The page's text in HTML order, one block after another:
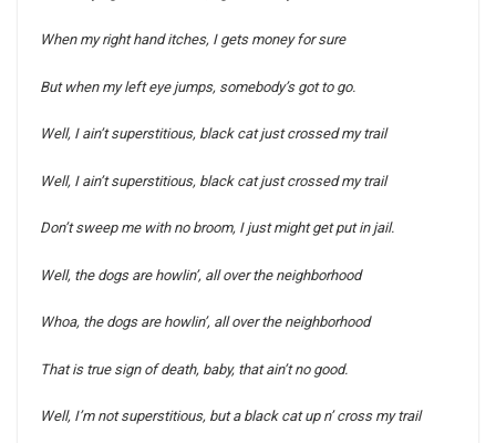
When my right hand itches, I gets money for sure
But when my left eye jumps, somebody’s got to go.
Well, I ain’t superstitious, black cat just crossed my trail
Well, I ain’t superstitious, black cat just crossed my trail
Don’t sweep me with no broom, I just might get put in jail.
Well, the dogs are howlin’, all over the neighborhood
Whoa, the dogs are howlin’, all over the neighborhood
That is true sign of death, baby, that ain’t no good.
Well, I’m not superstitious, but a black cat up n’ cross my trail